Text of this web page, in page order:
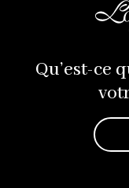
Qu’est-ce